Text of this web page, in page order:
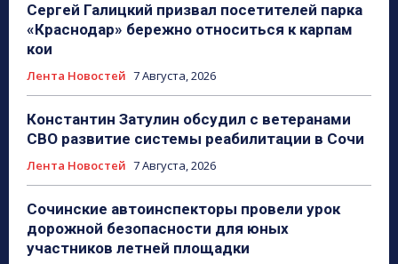
Сергей Галицкий призвал посетителей парка
«Краснодар» бережно относиться к карпам
кои
Лента Новостей 7 Августа, 2026
Константин Затулин обсудил с ветеранами
СВО развитие системы реабилитации в Сочи
Лента Новостей 7 Августа, 2026
Сочинские автоинспекторы провели урок
дорожной безопасности для юных
участников летней площадки